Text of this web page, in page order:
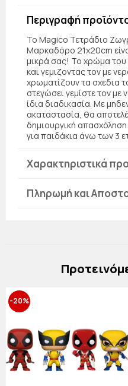
Περιγραφή
Το Magico Τετράδιο
Μαρκαδόρο 21x20cm
μικρά σας! Το χρώμα του
και γεμιζοντας τον με
χρωματίζουν τα σχεδια
στεγώσει γεμίστε τον με
ίδια διαδικασία. Με
ακαταστασία, θα
δημιουργική
για παιδάκια άνω των 3
Χαρακτηριστικά
Πληρωμή και
-20%